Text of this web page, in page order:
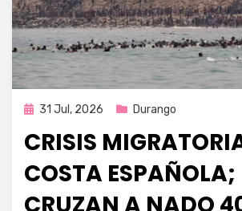
Publicada
31 Jul, 2026 Durango
CRISIS
COSTA ESPAÑOLA;